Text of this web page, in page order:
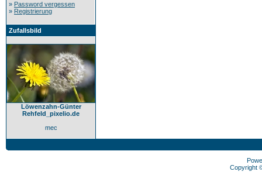
» Password vergessen
» Registrierung
Zufallsbild
Löwenzahn-Günter
Rehfeld_pixelio.de
mec
Copyright